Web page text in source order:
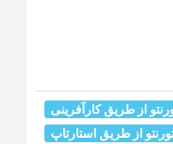
از طریق کارآفرینی
از طریق استارتاپ